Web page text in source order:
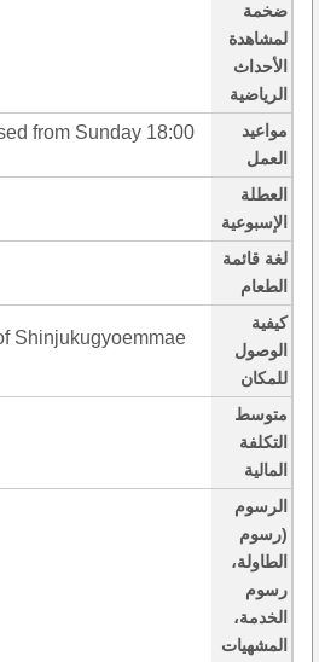
ضخمة
لمشاهدة
الأحداث
الرياضية
مواعيد
العمل
from Sunday 18:00
العطلة
الإسبوعية
لغة قائمة
الطعام
كيفية
الوصول
للمكان
Shinjukugyoemmae
متوسط
التكلفة
المالية
الرسوم
(رسوم
الطاولة،
رسوم
الخدمة،
المشهيات